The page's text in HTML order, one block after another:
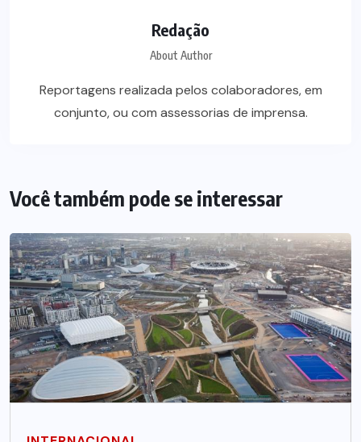
Redação
About Author
Reportagens realizada pelos colaboradores, em
conjunto, ou com assessorias de imprensa.
Você também pode se interessar